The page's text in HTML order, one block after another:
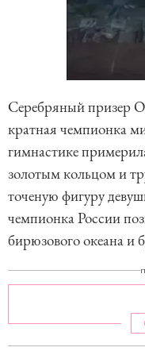
Серебряный призер
кратная чемпионка
гимнастике
золотым кольцом и
точеную фигуру
чемпионка России
бирюзового океана и